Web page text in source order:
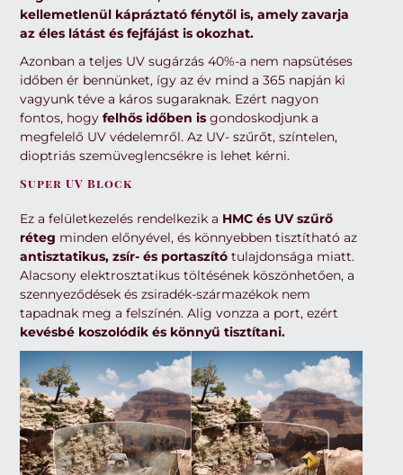
kellemetlenül kápráztató fénytől is, amely zavarja
az éles látást és fejfájást is okozhat.
Azonban a teljes UV sugárzás 40%-a nem napsütéses
időben ér bennünket, így az év mind a 365 napján ki
vagyunk téve a káros sugaraknak. Ezért nagyon
fontos, hogyfelhős időben is gondoskodjunk a
megfelelő UV védelemről. Az UV- szűrőt, színtelen,
dioptriás szemüveglencsékre is lehet kérni.
Super UV Block
Ez a felületkezelés rendelkezik a HMC és UV szűrő
réteg minden előnyével, és könnyebben tisztítható az
antisztatikus, zsír- és portaszítótulajdonsága miatt.
Alacsony elektrosztatikus töltésének köszönhetően, a
szennyeződések és zsiradék-származékok nem
tapadnak meg a felszínén. Alig vonzza a port, ezért
kevésbé koszolódik és könnyű tisztítani.